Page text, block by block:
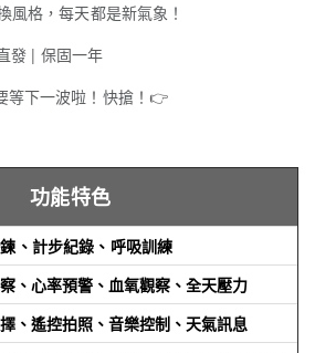
風格，每天都是新氣象！
發 | 保固一年
下一波啦！快搶！ 👉
功能特色
、計步紀錄、呼吸訓練
、心率預警、血氧觀察、全天壓力
、遙控拍照、音樂控制、天氣訊息